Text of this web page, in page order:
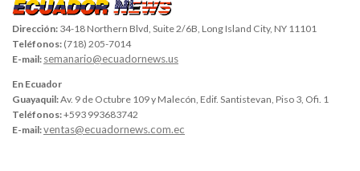
Dirección: 34-18 Northern Blvd, Suite 2/6B, Long Island City, NY 11101
Teléfonos: (718) 205-7014
E-mail: semanario@ecuadornews.us
En Ecuador
Guayaquil:Av. 9 de Octubre 109 y Malecón, Edif. Santistevan, Piso 3, Ofi. 1
Teléfonos:+593 993683742
E-mail:ventas@ecuadornews.com.ec